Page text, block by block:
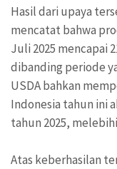
Hasil dari upaya
mencatat bahwa
Juli 2025 mencapai
dibanding periode
USDA bahkan
Indonesia tahun ini
tahun 2025,
Atas keberhasilan